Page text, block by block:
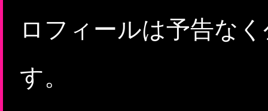
ロフィールは予告な
す。